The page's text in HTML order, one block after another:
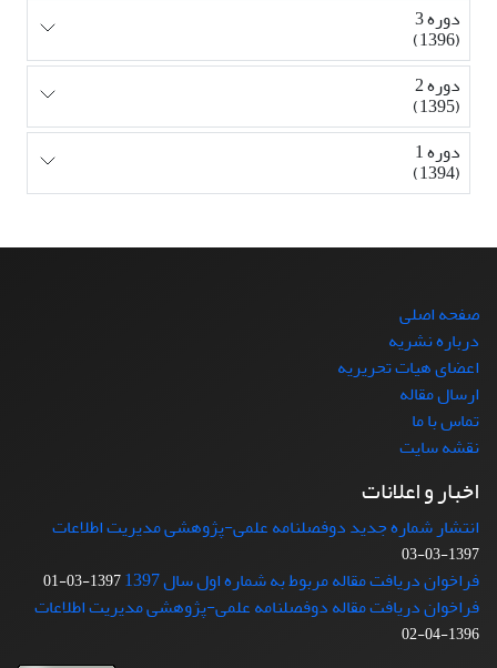
دوره 3
(1396)
دوره 2
(1395)
دوره 1
(1394)
صفحه اصلی
درباره نشریه
اعضای هیات تحریریه
ارسال مقاله
تماس با ما
نقشه سایت
اخبار و اعلانات
انتشار شماره جدید دوفصلنامه علمی-پژوهشی مدیریت اطلاعات
1397-03-03
فراخوان دریافت مقاله مربوط به شماره اول سال 1397 1397-03-01
فراخوان دریافت مقاله دوفصلنامه علمی-پژوهشی مدیریت اطلاعات
1396-04-02